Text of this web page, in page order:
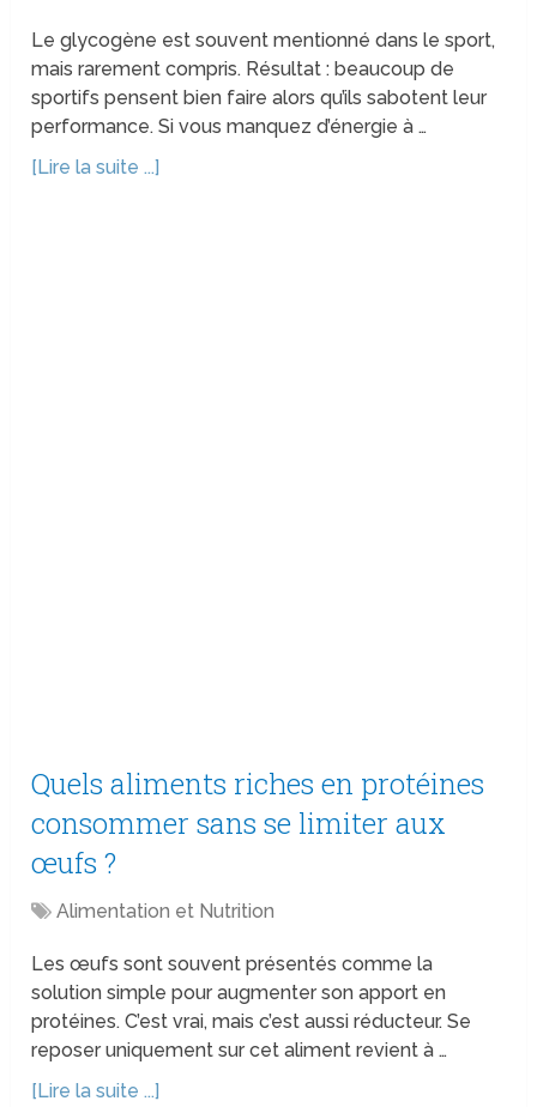
Le glycogène est souvent mentionné dans le sport,
mais rarement compris. Résultat : beaucoup de
sportifs pensent bien faire alors qu’ils sabotent leur
performance. Si vous manquez d’énergie à …
[Lire la suite ...]
Quels aliments riches en protéines
consommer sans se limiter aux
œufs ?
Alimentation et Nutrition
Les œufs sont souvent présentés comme la
solution simple pour augmenter son apport en
protéines. C’est vrai, mais c’est aussi réducteur. Se
reposer uniquement sur cet aliment revient à …
[Lire la suite ...]